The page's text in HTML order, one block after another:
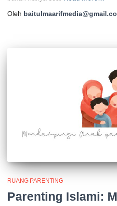
Oleh
RUANG PARENTING
Parenting Islami: